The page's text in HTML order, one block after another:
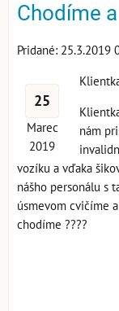
Chodíme
Pridané: 25.3.2019
25
Marec
2019
nám
vozíku a vďaka
nášho personálu s
úsmevom cvičíme a
chodíme ????